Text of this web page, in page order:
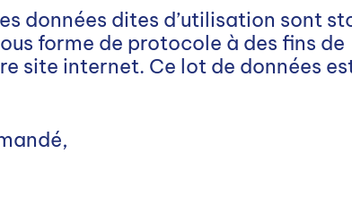
données dites d’utilisation sont
forme de protocole à des fins de
site internet. Ce lot de données